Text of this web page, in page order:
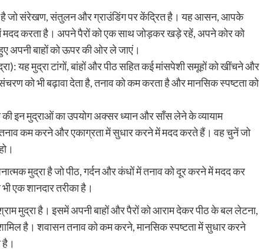
है जो संरेखण, संतुलन और ग्राउंडिंग पर केंद्रित है। यह आसन, आपके
करता है। अपने पैरों को एक साथ जोड़कर खड़े रहें, अपने कोर को
बाहों को ऊपर की ओर ले जाएं।
यह मुद्रा टांगों, बांहों और पीठ सहित कई मांसपेशी समूहों को खींचने और
को भी बढ़ावा देता है, तनाव को कम करता है और मानसिक स्पष्टता को
इन मुद्राओं का उपयोग अक्सर ध्यान और साँस लेने के व्यायाम
तनाव कम करने और एकाग्रता में सुधार करने में मदद करते हैं। वह चुनें जो
मुद्रा है जो पीठ, गर्दन और कंधों में तनाव को दूर करने में मदद कर
एक शानदार तरीका है।
मुद्रा है। इसमें अपनी बाहों और पैरों को आराम देकर पीठ के बल लेटना,
है। शवासन तनाव को कम करने, मानसिक स्पष्टता में सुधार करने
है।